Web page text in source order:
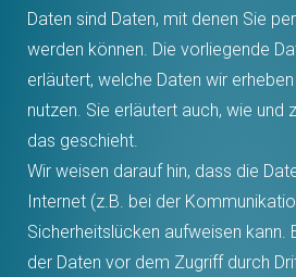
Daten sind Daten, mit denen Sie
werden können. Die vorliegende
erläutert, welche Daten wir
nutzen. Sie erläutert auch, wie und
das geschieht.
Wir weisen darauf hin, dass die
Internet (z.B. bei der
Sicherheitslücken aufweisen kann.
der Daten vor dem Zugriff durch